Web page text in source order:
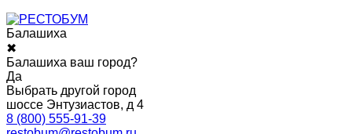
Балашиха
✖
Балашиха ваш город?
Да
Выбрать другой город
шоссе Энтузиастов, д 4
8 (800) 555-91-39